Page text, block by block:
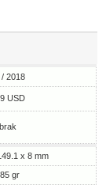
/ 2018
USD
brak
x 8 mm
gr